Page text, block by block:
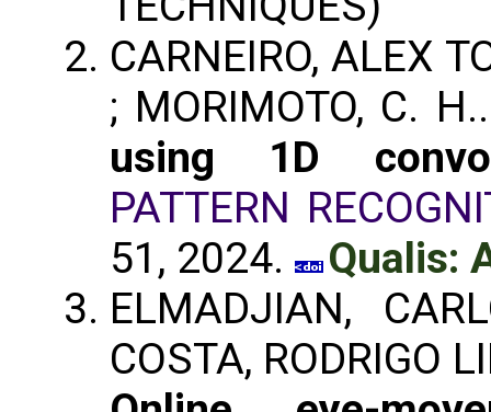
CARNEIRO, ALEX
; MORIMOTO, C.
using 1D
PATTERN
51, 2024.
Qualis:
ELMADJIAN,
COSTA, RODRIGO